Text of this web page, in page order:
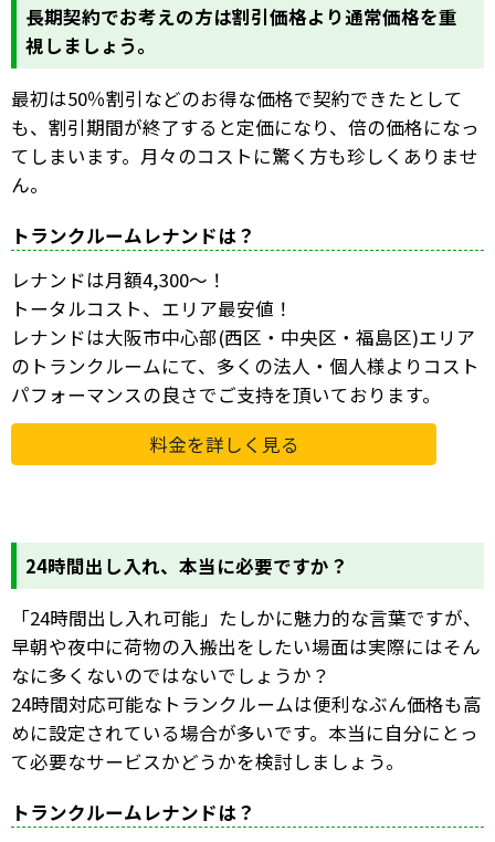
長期契約でお考えの方は割引価格より通常価格を重
視しましょう。
最初は50％割引などのお得な価格で契約できたとして
も、割引期間が終了すると定価になり、倍の価格になっ
てしまいます。月々のコストに驚く方も珍しくありませ
ん。
トランクルームレナンドは？
レナンドは月額4,300～！
トータルコスト、エリア最安値！
レナンドは大阪市中心部(西区・中央区・福島区)エリア
のトランクルームにて、多くの法人・個人様よりコスト
パフォーマンスの良さでご支持を頂いております。
料金を詳しく見る
24時間出し入れ、本当に必要ですか？
「24時間出し入れ可能」たしかに魅力的な言葉ですが、
早朝や夜中に荷物の入搬出をしたい場面は実際にはそん
なに多くないのではないでしょうか？
24時間対応可能なトランクルームは便利なぶん価格も高
めに設定されている場合が多いです。本当に自分にとっ
て必要なサービスかどうかを検討しましょう。
トランクルームレナンドは？